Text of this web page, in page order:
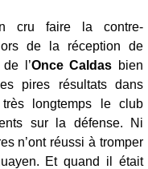
cru faire la contre-
de la réception de
l’Once Caldas bien
pires résultats dans
très longtemps le club
sur la défense. Ni
n’ont réussi à tromper
Et quand il était